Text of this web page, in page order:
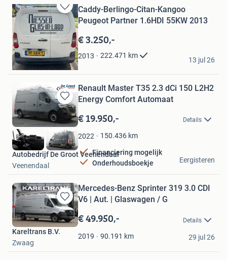
Bewaren
in
Mijn
Favorieten
Caddy-Berlingo-Citan-Kangoo
Peugeot Partner 1.6HDI 55KW 2013
€ 3.250,-
2013 222.471 km
Jano
Eindhoven
13 jul 26
Bewaren
in
Mijn
Favorieten
Renault Master T35 2.3 dCi 150 L2H2
Energy Comfort Automaat
€ 19.950,- Details
2022 150.436 km
Financiering mogelijk
Onderhoudsboekje
Autobedrijf De Groot Veenendaal
Veenendaal
Eergisteren
Bewaren
in
Mijn
Favorieten
Mercedes-Benz Sprinter 319 3.0 CDI
V6 | Aut. | Glaswagen / G
€ 49.950,- Details
2019 90.191 km
Kareltrans B.V.
Zwaag
29 jul 26